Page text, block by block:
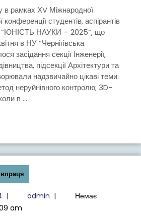
НАУКОВО-
ПРАКТИЧНА
КОНФЕРЕНЦІЯ
СТУДЕНТІВ,
АСПІРАНТІВ
ТА
НАУКИ
–
студентів, аспірантів
“ЮНІСТЬ НАУКИ – 2025“, що
в НУ “Чернігівська
засідання секції Інженерії,
підсекції Архітектури та
надзвичайно цікаві теми:
неруйнівного контролю; 3D-
в ...
24
Травня,
| admin admin
|
Немає
am